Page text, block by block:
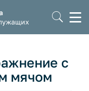
с
мячом